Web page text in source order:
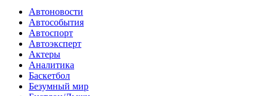
Автоновости
Автособытия
Автоспорт
Автоэксперт
Актеры
Аналитика
Баскетбол
Безумный мир